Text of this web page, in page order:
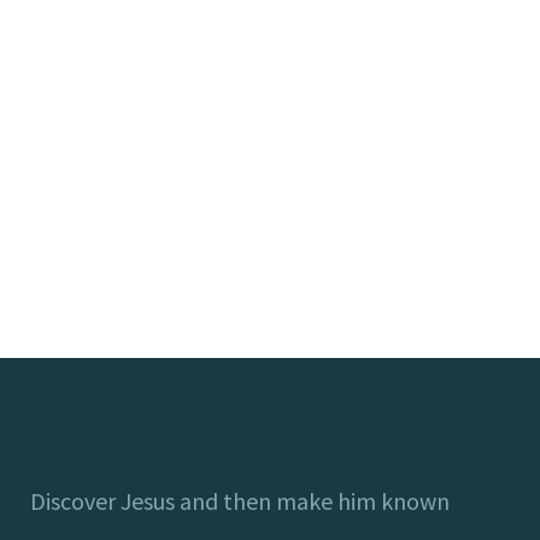
Discover Jesus and then make him known